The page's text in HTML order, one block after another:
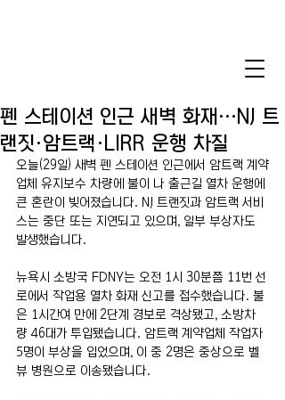
펜 스테이션 인근 새벽 화재…NJ 트
랜짓·암트랙·LIRR 운행 차질
오늘(29일) 새벽 펜 스테이션 인근에서 암트랙 계약
업체 유지보수 차량에 불이 나 출근길 열차 운행에
큰 혼란이 빚어졌습니다. NJ 트랜짓과 암트랙 서비
스는 중단 또는 지연되고 있으며, 일부 부상자도
발생했습니다.
뉴욕시 소방국 FDNY는 오전 1시 30분쯤 11번 선
로에서 작업용 열차 화재 신고를 접수했습니다. 불
은 1시간여 만에 2단계 경보로 격상됐고, 소방차
량 46대가 투입됐습니다. 암트랙 계약업체 작업자
5명이 부상을 입었으며, 이 중 2명은 중상으로 벨
뷰 병원으로 이송됐습니다.